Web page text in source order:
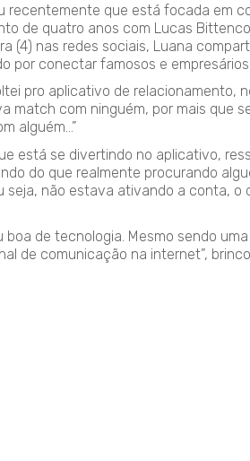
recentemente que está focada em
de quatro anos com Lucas
(4) nas redes sociais, Luana
por conectar famosos e empresários.
pro aplicativo de relacionamento,
match com ninguém, por mais que
alguém…”
está se divertindo no aplicativo,
do que realmente procurando
seja, não estava ativando a conta, o
boa de tecnologia. Mesmo sendo
de comunicação na internet”,